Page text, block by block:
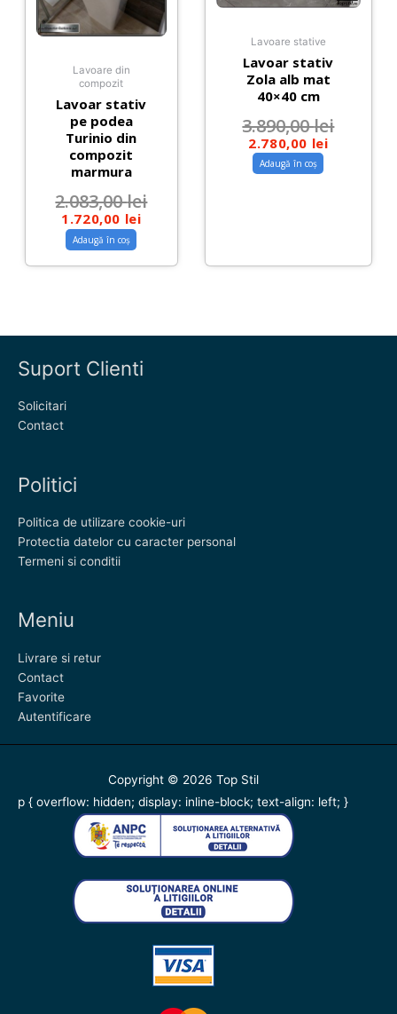
Lavoare din
compozit
Lavoar stativ
pe podea
Turinio din
compozit
marmura
2.083,00lei
1.720,00 lei
Adaugă în coș
Lavoare stative
Lavoar stativ
Zola alb mat
40×40 cm
3.890,00lei
2.780,00 lei
Adaugă în coș
Suport Clienti
Solicitari
Contact
Politici
Politica de utilizare cookie-uri
Protectia datelor cu caracter personal
Termeni si conditii
Meniu
Livrare si retur
Contact
Favorite
Autentificare
Copyright © 2026 Top Stil
p { overflow: hidden; display: inline-block; text-align: left; }